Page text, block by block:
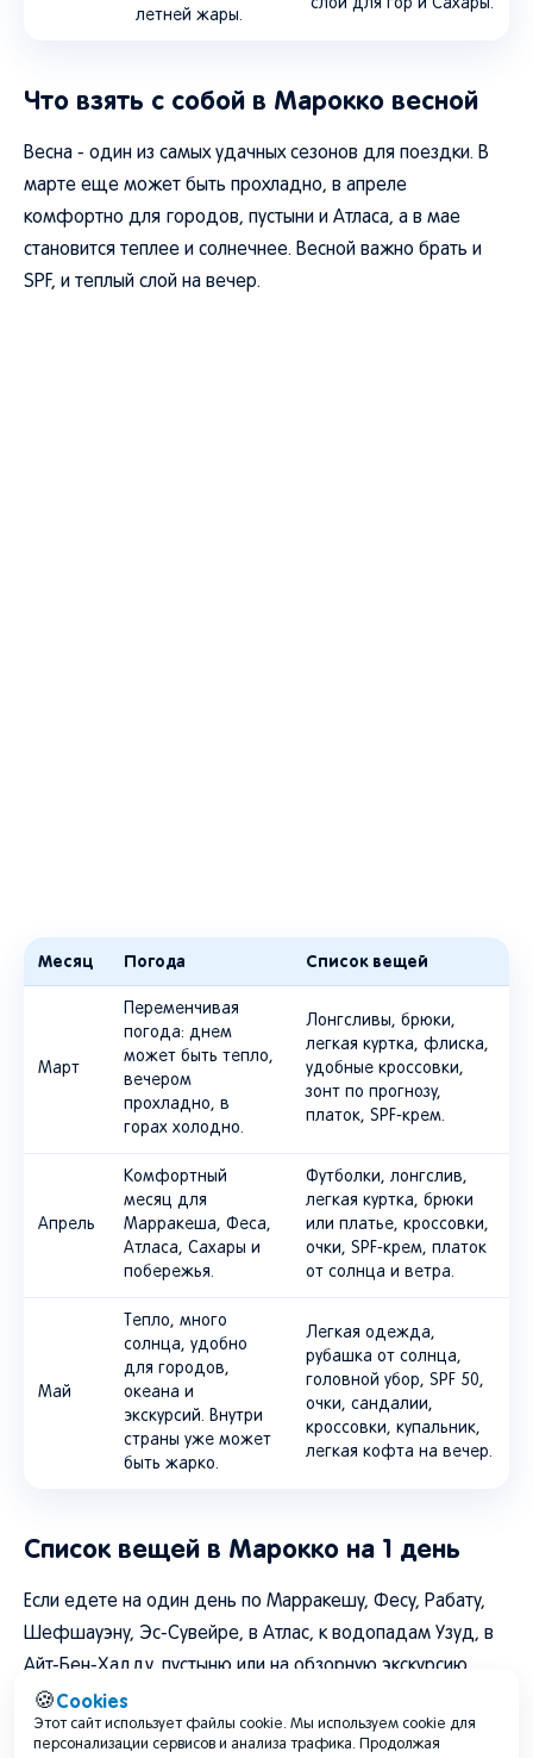
марте еще может быть прохладно, в апреле
комфортно для городов, пустыни и Атласа, а в мае
становится теплее и солнечнее. Весной важно брать и
SPF, и теплый слой на вечер.
Месяц
Переменчивая
погода: днем
может быть тепло,
вечером
прохладно, в
горах холодно.
легкая куртка, флиска,
удобные кроссовки,
зонт по прогнозу,
платок, SPF-крем.
месяц для
Марракеша, Феса,
Атласа, Сахары и
побережья.
легкая куртка, брюки
или платье, кроссовки,
очки, SPF-крем, платок
от солнца и ветра.
солнца, удобно
для городов,
океана и
экскурсий. Внутри
страны уже может
быть жарко.
рубашка от солнца,
головной убор, SPF 50,
очки, сандалии,
кроссовки, купальник,
легкая кофта на вечер.
Шефшауэну, Эс-Сувейре, в Атлас, к водопадам Узуд, в
Айт-Бен-Хадду, пустыню или на обзорную экскурсию,
возьмите:
загранпаспорт или копию паспорта;
Содержание
Этот сайт использует файлы cookie. Мы используем cookie для
персонализации сервисов и анализа трафика. Продолжая
пользоваться сайтом, вы соглашаетесь с Пользовательским
соглашением и Политикой обработки персональных данных.